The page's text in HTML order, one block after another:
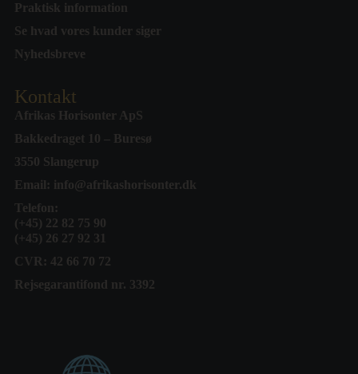
Praktisk information
Se hvad vores kunder siger
Nyhedsbreve
Kontakt
Afrikas Horisonter ApS
Bakkedraget 10 – Buresø
3550 Slangerup
Email: info@afrikashorisonter.dk
Telefon:
(+45) 22 82 75 90
(+45) 26 27 92 31
CVR: 42 66 70 72
Rejsegarantifond nr. 3392